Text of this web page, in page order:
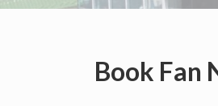
Book Fan